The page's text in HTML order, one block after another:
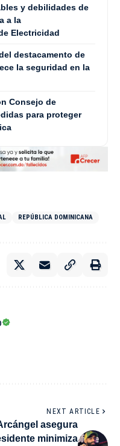
y debilidades de
a la
Electricidad
destacamento de
la seguridad en la
Consejo de
para proteger
REPÚBLICA DOMINICANA
NEXT ARTICLE
asegura
minimiza